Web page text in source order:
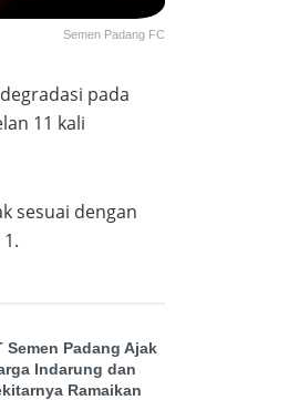
Semen Padang FC
pada
11 kali
sesuai dengan
Semen Padang Ajak
Indarung dan
Ramaikan